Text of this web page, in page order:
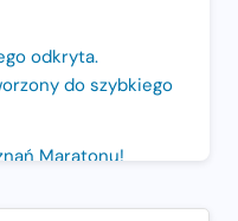
odkryta.
do szybkiego
Maratonu!